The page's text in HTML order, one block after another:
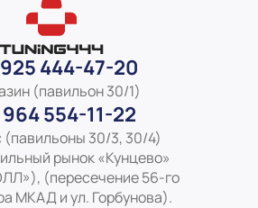
444-47-20
(павильон 30/1)
964 554-11-22
(павильоны 30/3, 30/4)
рынок «Кунцево»
(пересечение 56-го
МКАД и ул. Горбунова).